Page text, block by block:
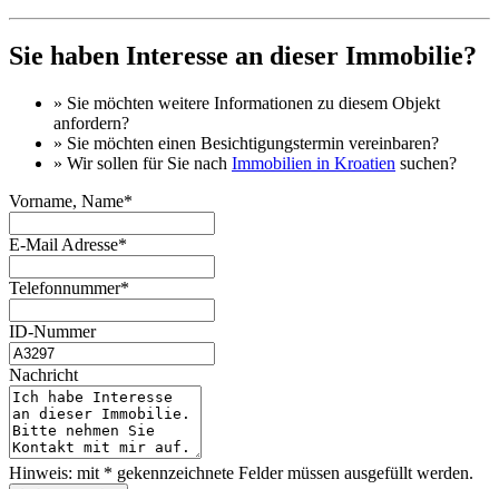
Sie haben Interesse an dieser Immobilie?
» Sie möchten weitere Informationen zu diesem Objekt
anfordern?
» Sie möchten einen Besichtigungstermin vereinbaren?
» Wir sollen für Sie nach Immobilien in Kroatien suchen?
Vorname, Name*
E-Mail Adresse*
Telefonnummer*
ID-Nummer
Nachricht
Hinweis: mit * gekennzeichnete Felder müssen ausgefüllt werden.